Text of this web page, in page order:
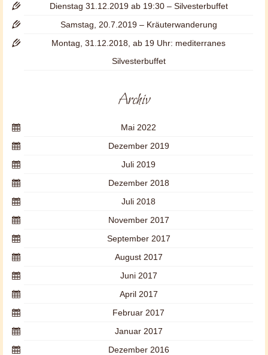
Dienstag 31.12.2019 ab 19:30 – Silvesterbuffet
Samstag, 20.7.2019 – Kräuterwanderung
Montag, 31.12.2018, ab 19 Uhr: mediterranes
Silvesterbuffet
Archiv
Mai 2022
Dezember 2019
Juli 2019
Dezember 2018
Juli 2018
November 2017
September 2017
August 2017
Juni 2017
April 2017
Februar 2017
Januar 2017
Dezember 2016